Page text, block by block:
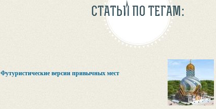
СТАТЬИ ПО ТЕГАМ:
Футуристические версии привычных мест